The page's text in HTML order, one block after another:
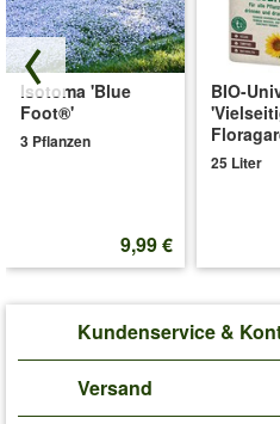
Isotoma 'Blue
Foot®'
3 Pflanzen
9,99 €
BIO-
25 Liter
Kundenservice &
Versand